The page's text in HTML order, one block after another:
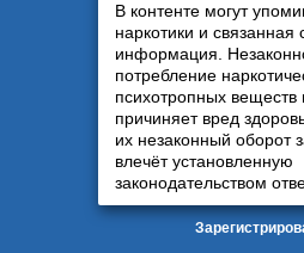
В контенте могут
наркотики и связанная
информация.
потребление
психотропных веществ
причиняет вред
их незаконный оборот
влечёт установленную
законодательством